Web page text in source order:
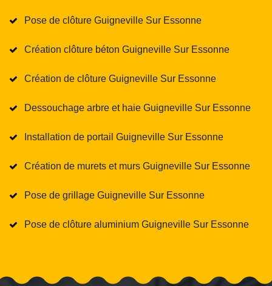
Pose de clôture Guigneville Sur Essonne
Création clôture béton Guigneville Sur Essonne
Création de clôture Guigneville Sur Essonne
Dessouchage arbre et haie Guigneville Sur Essonne
Installation de portail Guigneville Sur Essonne
Création de murets et murs Guigneville Sur Essonne
Pose de grillage Guigneville Sur Essonne
Pose de clôture aluminium Guigneville Sur Essonne